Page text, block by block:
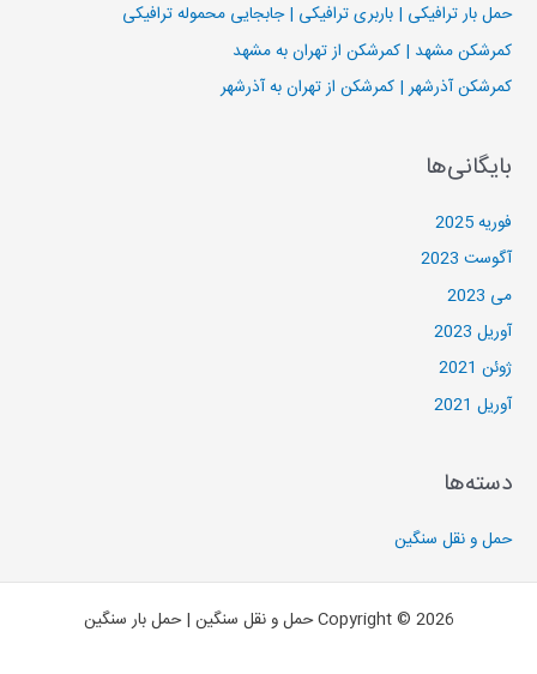
ا
ی
:
حمل بار ترافیکی | باربری ترافیکی | جابجایی محموله ترافیکی
کمرشکن مشهد | کمرشکن از تهران به مشهد
کمرشکن آذرشهر | کمرشکن از تهران به آذرشهر
بایگانی‌ها
فوریه 2025
آگوست 2023
می 2023
آوریل 2023
ژوئن 2021
آوریل 2021
دسته‌ها
حمل و نقل سنگین
Copyright © 2026 حمل و نقل سنگین | حمل بار سنگین